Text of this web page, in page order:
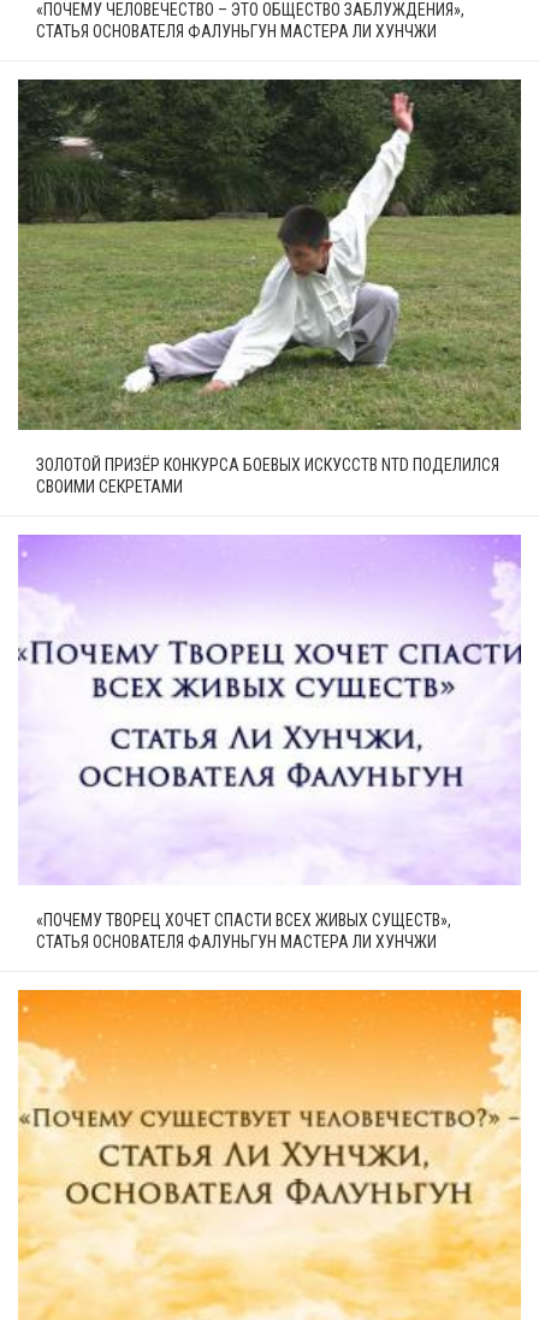
«ПОЧЕМУ ЧЕЛОВЕЧЕСТВО – ЭТО ОБЩЕСТВО ЗАБЛУЖДЕНИЯ»,
СТАТЬЯ ОСНОВАТЕЛЯ ФАЛУНЬГУН МАСТЕРА ЛИ ХУНЧЖИ
ЗОЛОТОЙ ПРИЗЁР КОНКУРСА БОЕВЫХ ИСКУССТВ NTD ПОДЕЛИЛСЯ
СВОИМИ СЕКРЕТАМИ
«ПОЧЕМУ ТВОРЕЦ ХОЧЕТ СПАСТИ ВСЕХ ЖИВЫХ СУЩЕСТВ»,
СТАТЬЯ ОСНОВАТЕЛЯ ФАЛУНЬГУН МАСТЕРА ЛИ ХУНЧЖИ